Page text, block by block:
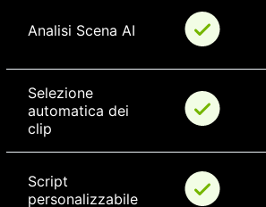
Analisi Scena AI
Selezione
automatica dei
clip
Script
personalizzabile